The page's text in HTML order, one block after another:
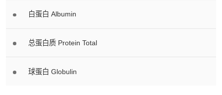
白蛋白 Albumin
总蛋白质 Protein Total
球蛋白 Globulin